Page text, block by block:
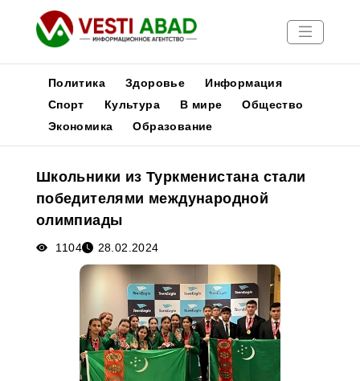
Новости
Медиа
Афиша
Политика Здоровье
Информация
Спорт
Культура В мире
Общество
Экономика
Образование
Школьники из Туркменистана стали
победителями международной
олимпиады
1104 28.02.2024